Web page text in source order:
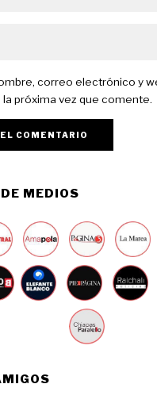
correo electrónico y
próxima vez que comente.
MEDIOS